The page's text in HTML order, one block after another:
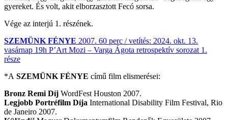
gyereket. És volt, akit elborzasztott Fecó sorsa.
Vége az interjú 1. részének.
SZEMÜNK FÉNYE 2007. 60 perc / vetítés: 2024. okt. 13.
vasárnap 19h P’Art Mozi – Varga Ágota retrospektív sorozat 1.
része
*A SZEMÜNK FÉNYE című film elismerései:
Bronz Remi Díj WordFest Houston 2007.
Legjobb Portréfilm Díja International Disability Film Festival, Rio
de Janeiro 2007.